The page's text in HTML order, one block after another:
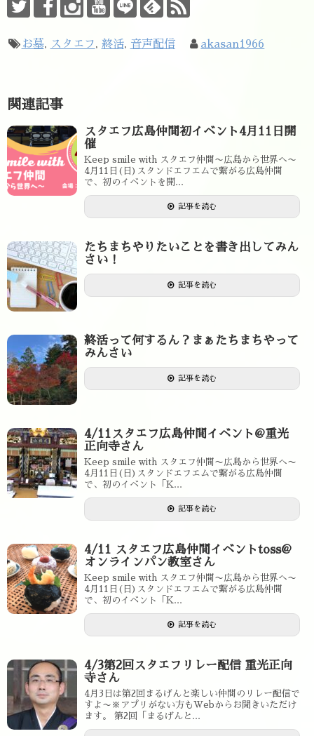
お墓, スタエフ, 終活, 音声配信 akasan1966
関連記事
スタエフ広島仲間初イベント4月11日開
催
Keep smile with スタエフ仲間〜広島から世界へ〜
4月11日(日)スタンドエフエムで繋がる広島仲間
で、初のイベントを開...
記事を読む
たちまちやりたいことを書き出してみん
さい！
記事を読む
終活って何するん？まぁたちまちやって
みんさい
記事を読む
4/11スタエフ広島仲間イベント@重光
正向寺さん
Keep smile with スタエフ仲間〜広島から世界へ〜
4月11日(日)スタンドエフエムで繋がる広島仲間
で、初のイベント「K...
記事を読む
4/11 スタエフ広島仲間イベントtoss@
オンラインパン教室さん
Keep smile with スタエフ仲間〜広島から世界へ〜
4月11日(日)スタンドエフエムで繋がる広島仲間
で、初のイベント「K...
記事を読む
4/3第2回スタエフリレー配信 重光正向
寺さん
4月3日は第2回まるげんと楽しい仲間のリレー配信で
すよ〜※アプリがない方もWebからお聞きいただけ
ます。 第2回「まるげんと...